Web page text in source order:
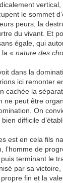
le sommet
peurs, la
du vivant. Et
égale, qui
la « nature des
dans la
ici remonter
cachée la
ne peut être
On
difficile
est en cela fils
de
terminant le
par sa victoire,
fin et la